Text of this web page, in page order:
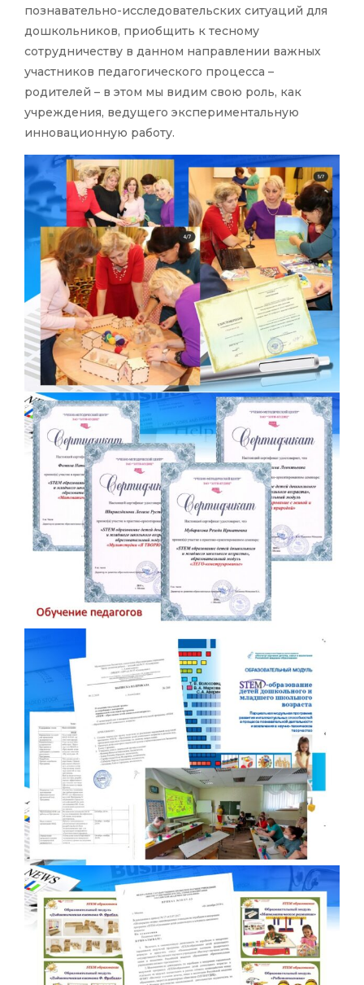
познавательно-исследовательских ситуаций для
дошкольников, приобщить к тесному
сотрудничеству в данном направлении важных
участников педагогического процесса –
родителей – в этом мы видим свою роль, как
учреждения, ведущего экспериментальную
инновационную работу.